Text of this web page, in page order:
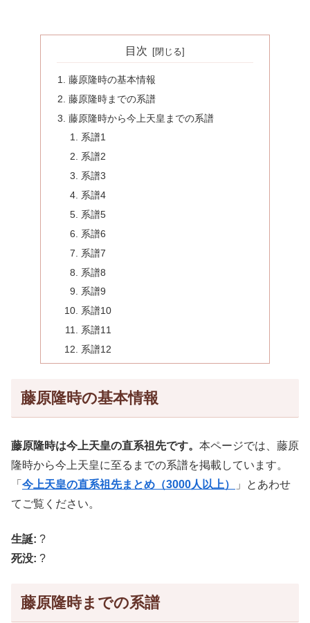
目次
藤原隆時の基本情報
藤原隆時までの系譜
藤原隆時から今上天皇までの系譜
系譜1
系譜2
系譜3
系譜4
系譜5
系譜6
系譜7
系譜8
系譜9
系譜10
系譜11
系譜12
藤原隆時の基本情報
藤原隆時は今上天皇の直系祖先です。 本ページでは、藤原
隆時から今上天皇に至るまでの系譜を掲載しています。
「 今上天皇の直系祖先まとめ（3000人以上）
」とあわせ
てご覧ください。
生誕: ?
死没: ?
藤原隆時までの系譜